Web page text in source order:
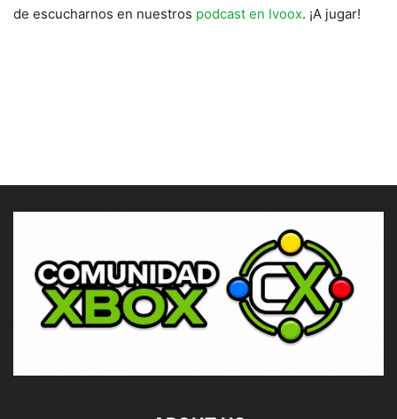
de escucharnos en nuestros podcast en Ivoox. ¡A jugar!